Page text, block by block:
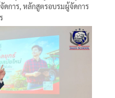
ดการ, หลักสูตรอบรมผู้จัดการ